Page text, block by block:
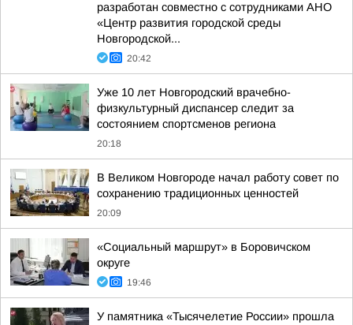
разработан совместно с сотрудниками АНО
«Центр развития городской среды
Новгородской...
20:42
Уже 10 лет Новгородский врачебно-
физкультурный диспансер следит за
состоянием спортсменов региона
20:18
В Великом Новгороде начал работу совет по
сохранению традиционных ценностей
20:09
«Социальный маршрут» в Боровичском
округе
19:46
У памятника «Тысячелетие России» прошла